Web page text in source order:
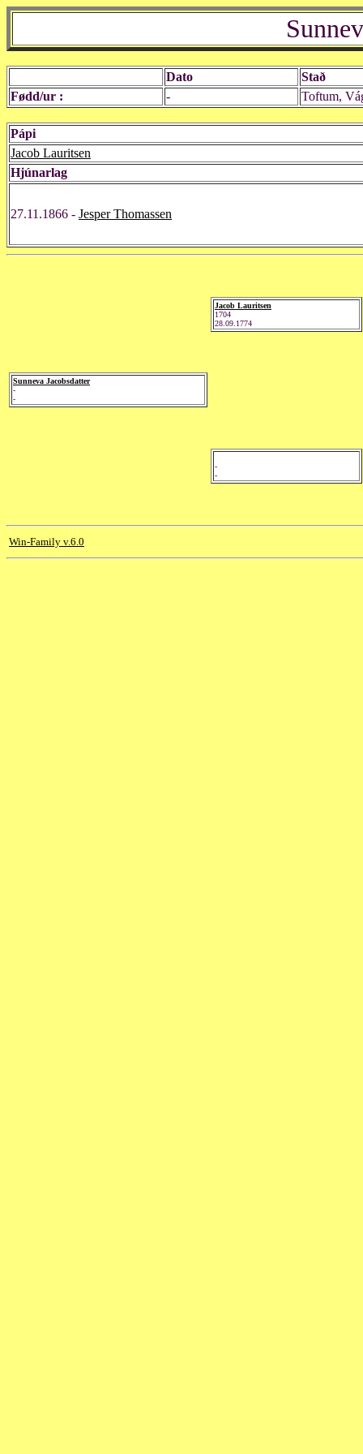
Dato
Stað
Fødd/ur :
- Toftum,
Pápi
Jacob Lauritsen
Hjúnarlag
27.11.1866 - Jesper Thomassen
Sunneva Jacobsdatter
-
-
Jacob Lauritsen
1704
28.09.1774
-
-
Win-Family v.6.0